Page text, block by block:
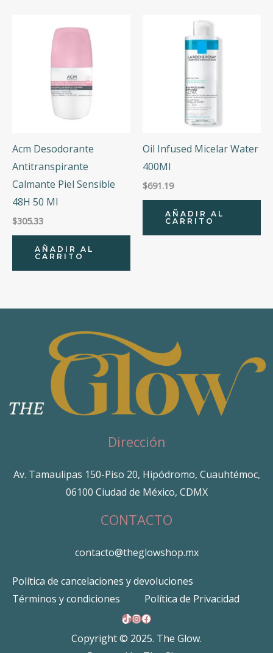
Acm Desodorante
Antitranspirante
Calmante Piel Sensible
48H 50 Ml
$305.33
AÑADIR AL
CARRITO
Oil Infused Micelar Water
400Ml
$691.19
AÑADIR AL
CARRITO
Dirección
Av. Tamaulipas 150-Piso 20, Hipódromo, Cuauhtémoc,
06100 Ciudad de México, CDMX
CONTACTO
contacto@theglowshop.mx
Política de cancelaciones y devoluciones
Términos y condiciones
Política de Privacidad
TikTok
Instagram
Facebook
Copyright © 2025. The Glow.